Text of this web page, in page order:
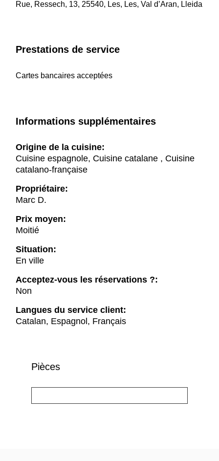
Rue, Ressech, 13, 25540, Les, Les, Val d’Aran, Lleida
Prestations de service
Cartes bancaires acceptées
Informations supplémentaires
Origine de la cuisine:
Cuisine espagnole, Cuisine catalane , Cuisine
catalano-française
Propriétaire:
Marc D.
Prix moyen:
Moitié
Situation:
En ville
Acceptez-vous les réservations ?:
Non
Langues du service client:
Catalan, Espagnol, Français
Pièces